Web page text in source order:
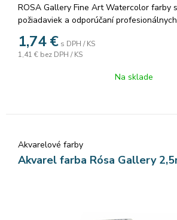
ROSA Gallery Fine Art Watercolor farby
požiadaviek a odporúčaní
Akvarelové farby sú vyrábané z
vysoko kvalitných organických a
mletých pigmentov, ktorá zaisťuje
farby. Rosa akvarelové farby nám
1,74 € s DPH / KS
1,41 € bez DPH / KS
Na sklade
Akvarelové farby
Akvarel farba Rósa Gallery